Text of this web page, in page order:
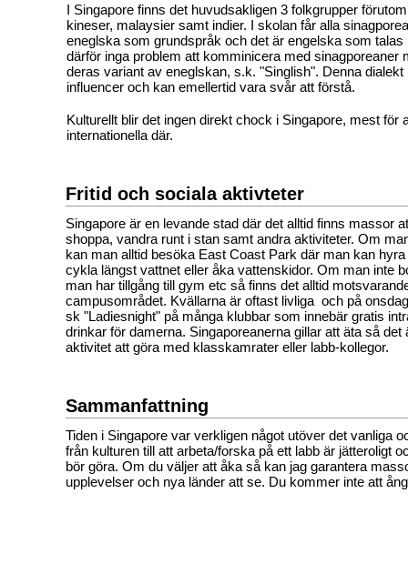
I Singapore finns det huvudsakligen 3 folkgrupper
kineser, malaysier samt indier. I skolan får alla
eneglska som grundspråk och det är engelska som
därför inga problem att komminicera med sinagporeaner
deras variant av eneglskan, s.k. "Singlish". Denna
influencer och kan emellertid vara svår att förstå.
Kulturellt blir det ingen direkt chock i Singapore, mest för
internationella där.
Fritid och sociala aktivteter
Singapore är en levande stad där det alltid finns massor
shoppa, vandra runt i stan samt andra aktiviteter. Om
kan man alltid besöka East Coast Park där man kan
cykla längst vattnet eller åka vattenskidor. Om man inte
man har tillgång till gym etc så finns det alltid
campusområdet. Kvällarna är oftast livliga och på
sk "Ladiesnight" på många klubbar som innebär gratis
drinkar för damerna. Singaporeanerna gillar att äta så det
aktivitet att göra med klasskamrater eller labb-kollegor.
Sammanfattning
Tiden i Singapore var verkligen något utöver det vanliga
från kulturen till att arbeta/forska på ett labb är jätteroligt
bör göra. Om du väljer att åka så kan jag garantera
upplevelser och nya länder att se. Du kommer inte att